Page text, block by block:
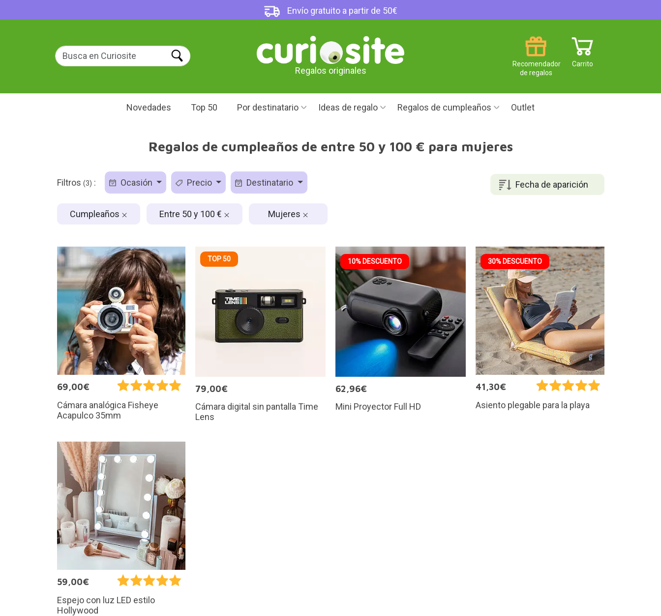
Envío gratuito a partir de 50€
Regalos originales
Carrito
Recomendador
de regalos
Novedades Top 50 Por destinatario Ideas de regalo Regalos de cumpleaños Outlet
Regalos de cumpleaños de entre 50 y 100 € para mujeres
Fecha de aparición
Filtros (3) : Ocasión Precio Destinatario
Cumpleaños Entre 50 y 100 € Mujeres
69,00€
Cámara analógica Fisheye
Acapulco 35mm
TOP 50
79,00€
Cámara digital sin pantalla Time
Lens
10% DESCUENTO
62,96€
Mini Proyector Full HD
30% DESCUENTO
41,30€
Asiento plegable para la playa
59,00€
Espejo con luz LED estilo
Hollywood